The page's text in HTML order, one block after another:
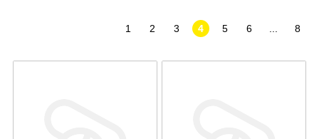
1 2 3 4 5 6 8